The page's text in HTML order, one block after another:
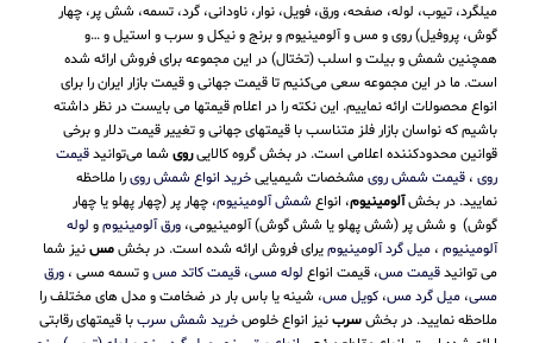
میلگرد، تیوب، لوله، صفحه، ورق، فویل، نوار، ناودانی، گرد، تسمه، شش پر، چهار
گوش، پروفیل) روی و مس و آلومینیوم و برنج و نیکل و سرب و استیل و …و
همچنین شمش و بیلت و اسلب (تختال) در این مجموعه برای فروش ارائه شده
است. ما در این مجموعه سعی می‌کنیم تا قیمت جهانی و قیمت بازار ایران را برای
انواع محصولات ارائه نماییم. این نکته را در اعلام قیمتها می بایست در نظر داشته
باشیم که نواسان بازار فلز متناسب با قیمتهای جهانی و تغییر قیمت دلار و برخی
قوانین محدودکننده اعلامی است. در بخش گروه کالاییروی شما می‌توانیدقیمت
روی ، قیمت شمش رویمشخصات شیمیاییخرید انواع شمش رویرا ملاحظه
نمایید. در بخشآلومینیوم، انواع شمش آلومینیوم، چهار پر (چهار پهلو یا چهار
گوش) و شش پر (شش پهلو یا شش گوش) آلومینیومی، ورق آلومینیومو لوله
آلومینیوم ، میل گرد آلومینیومیرای فروش ارائه شده است. در بخشمسنیز شما
می توانیدقیمت مس، قیمت انواع لوله مسی، قیمت کاتد مسو تسمه مسی ، ورق
مسی، میل گرد مس، کویل مس، شینه یا باس بار در ضخامت و مدل های مختلف را
ملاحظه نمایید. در بخشسربنیز انواع خلوصخرید شمش سرببا قیمتهای رقابتی